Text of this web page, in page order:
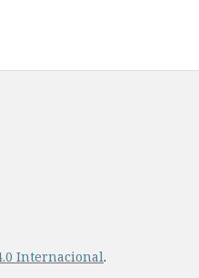
Internacional.